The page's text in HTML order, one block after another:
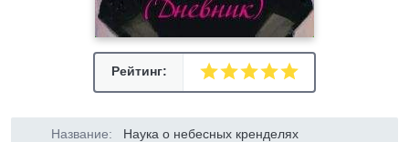
Рейтинг:
Название: Наука о небесных кренделях